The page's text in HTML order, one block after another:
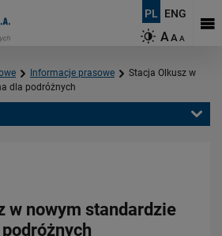
PL ENG
AAA
Informacje prasowe
Stacja Olkusz w
dla podróżnych
w nowym standardzie